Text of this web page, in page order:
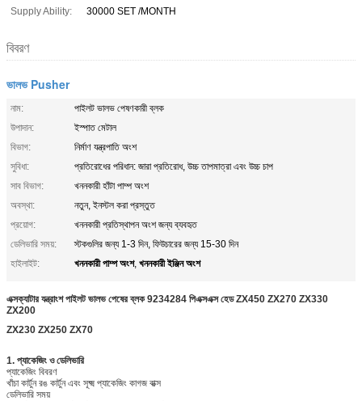
Supply Ability:
30000 SET /MONTH
বিবরণ
ভালভ Pusher
নাম:
পাইলট ভালভ পেষণকারী ব্লক
উপাদান:
ইস্পাত মেটাল
বিভাগ:
নির্মাণ যন্ত্রপাতি অংশ
সুবিধা:
প্রতিরোধের পরিধান: জারা প্রতিরোধ, উচ্চ তাপমাত্রা এবং উচ্চ চাপ
সাব বিভাগ:
খননকারী হাঁটা পাম্প অংশ
অবস্থা:
নতুন, ইনস্টল করা প্রস্তুত
প্রয়োগ:
খননকারী প্রতিস্থাপন অংশ জন্য ব্যবহৃত
ডেলিভারি সময়:
স্টকগুলির জন্য 1-3 দিন, ফিউচারের জন্য 15-30 দিন
হাইলাইট:
খননকারী পাম্প অংশ, খননকারী ইঞ্জিন অংশ
এক্সক্যাটার যন্ত্রাংশ পাইলট ভালভ পেষের ব্লক 9234284 পিএক্সএক্স হেড ZX450 ZX270 ZX330
ZX200
ZX230 ZX250 ZX70
1. প্যাকেজিং ও ডেলিভারি
প্যাকেজিং বিবরণ
খাঁচা কার্টুন রঙ কার্টুন এবং সূক্ষ্ম প্যাকেজিং কাগজ বাক্স
ডেলিভারি সময়